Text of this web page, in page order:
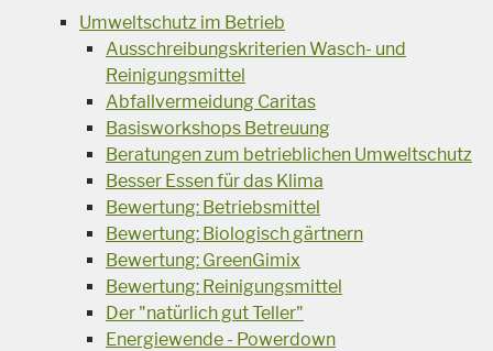
Umweltschutz im Betrieb
Ausschreibungskriterien Wasch- und
Reinigungsmittel
Abfallvermeidung Caritas
Basisworkshops Betreuung
Beratungen zum betrieblichen Umweltschutz
Besser Essen für das Klima
Bewertung: Betriebsmittel
Bewertung: Biologisch gärtnern
Bewertung: GreenGimix
Bewertung: Reinigungsmittel
Der "natürlich gut Teller"
Energiewende - Powerdown